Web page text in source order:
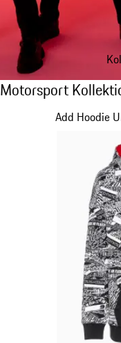
Motorsport
Motorsport
Add Hoodie
Slide 1 von 20